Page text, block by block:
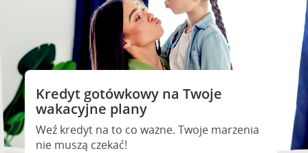
Kredyt gotówkowy na Twoje
wakacyjne plany
Weź kredyt na to co ważne. Twoje marzenia
nie muszą czekać!